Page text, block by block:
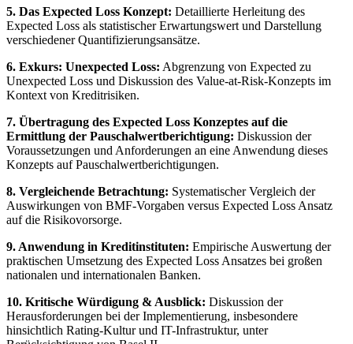
5. Das Expected Loss Konzept: Detaillierte Herleitung des
Expected Loss als statistischer Erwartungswert und Darstellung
verschiedener Quantifizierungsansätze.
6. Exkurs: Unexpected Loss: Abgrenzung von Expected zu
Unexpected Loss und Diskussion des Value-at-Risk-Konzepts im
Kontext von Kreditrisiken.
7. Übertragung des Expected Loss Konzeptes auf die
Ermittlung der Pauschalwertberichtigung: Diskussion der
Voraussetzungen und Anforderungen an eine Anwendung dieses
Konzepts auf Pauschalwertberichtigungen.
8. Vergleichende Betrachtung: Systematischer Vergleich der
Auswirkungen von BMF-Vorgaben versus Expected Loss Ansatz
auf die Risikovorsorge.
9. Anwendung in Kreditinstituten: Empirische Auswertung der
praktischen Umsetzung des Expected Loss Ansatzes bei großen
nationalen und internationalen Banken.
10. Kritische Würdigung & Ausblick: Diskussion der
Herausforderungen bei der Implementierung, insbesondere
hinsichtlich Rating-Kultur und IT-Infrastruktur, unter